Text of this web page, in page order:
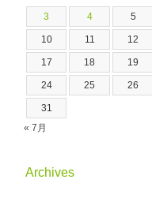
3 4 5
10 11 12
17 18 19
24 25 26
31
« 7月
Archives